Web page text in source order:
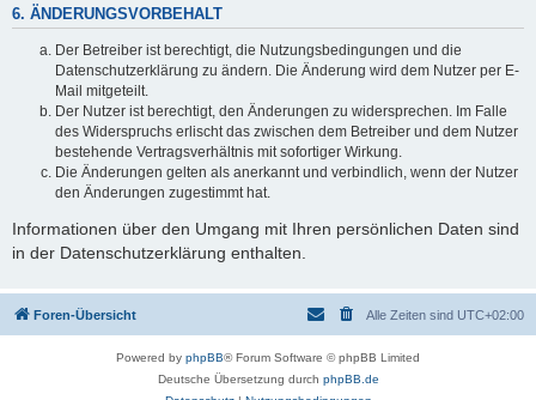
6. ÄNDERUNGSVORBEHALT
Der Betreiber ist berechtigt, die Nutzungsbedingungen und die
Datenschutzerklärung zu ändern. Die Änderung wird dem Nutzer per E-
Mail mitgeteilt.
Der Nutzer ist berechtigt, den Änderungen zu widersprechen. Im Falle
des Widerspruchs erlischt das zwischen dem Betreiber und dem Nutzer
bestehende Vertragsverhältnis mit sofortiger Wirkung.
Die Änderungen gelten als anerkannt und verbindlich, wenn der Nutzer
den Änderungen zugestimmt hat.
Informationen über den Umgang mit Ihren persönlichen Daten sind
in der Datenschutzerklärung enthalten.
Foren-Übersicht Alle Zeiten sind UTC+02:00
Powered by phpBB® Forum Software © phpBB Limited
Deutsche Übersetzung durch phpBB.de